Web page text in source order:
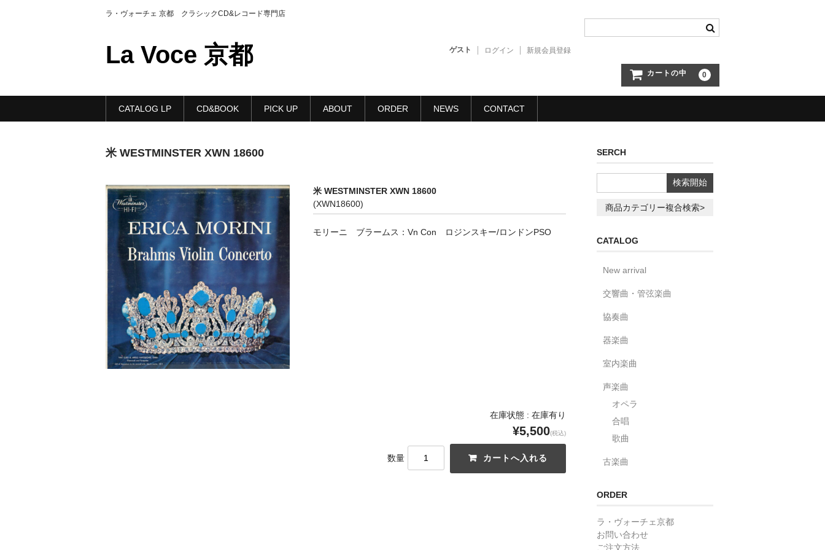
ラ・ヴォーチェ 京都 クラシックCD&レコード専門店
La Voce 京都 ゲスト ログイン 新規会員登録
カートの中 0
CATALOG LP CD&BOOK PICK UP ABOUT ORDER NEWS CONTACT
米 WESTMINSTER XWN 18600
米 WESTMINSTER XWN 18600
(XWN18600)
モリーニ ブラームス：Vn Con ロジンスキー/ロンドンPSO
在庫状態 : 在庫有り
¥5,500(税込)
数量
SERCH
商品カテゴリー複合検索>
CATALOG
New arrival
交響曲・管弦楽曲
協奏曲
器楽曲
室内楽曲
声楽曲
オペラ
合唱
歌曲
古楽曲
ORDER
ラ・ヴォーチェ京都
お問い合わせ
ご注文方法